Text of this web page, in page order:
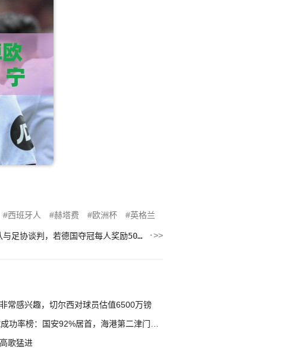
西班牙人 赫塔费 欧洲杯 英格兰
图片报：基米希代表球队与足协谈判，若德国夺冠每人奖励50万美元
常感兴趣，切尔西对球员估值6500万镑
率榜：国安92%居首，海港第二津门虎第三
歌猛进